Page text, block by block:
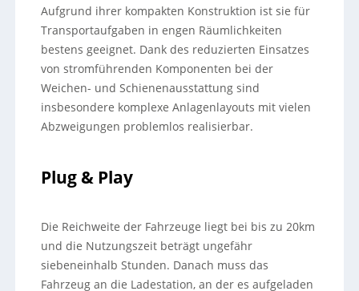
Aufgrund ihrer kompakten Konstruktion ist sie für
Transportaufgaben in engen Räumlichkeiten
bestens geeignet. Dank des reduzierten Einsatzes
von stromführenden Komponenten bei der
Weichen- und Schienenausstattung sind
insbesondere komplexe Anlagenlayouts mit vielen
Abzweigungen problemlos realisierbar.
Plug & Play
Die Reichweite der Fahrzeuge liegt bei bis zu 20km
und die Nutzungszeit beträgt ungefähr
siebeneinhalb Stunden. Danach muss das
Fahrzeug an die Ladestation, an der es aufgeladen